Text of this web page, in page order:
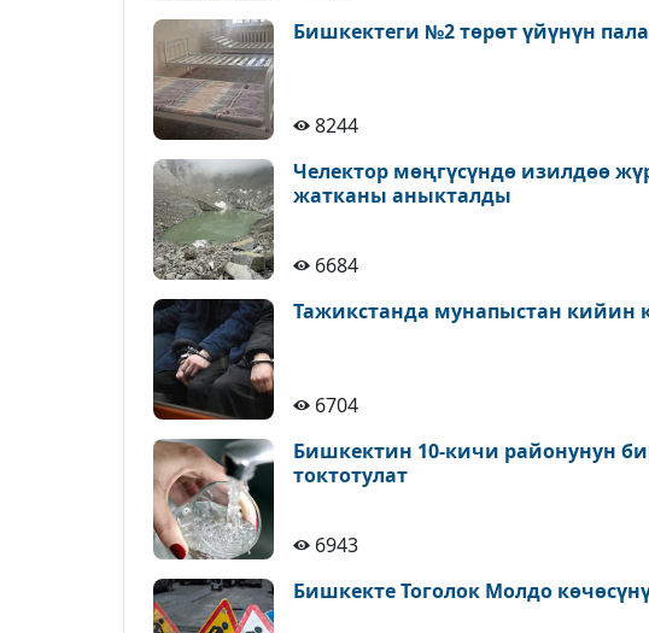
Бишкектеги №2 төрөт үйүнүн
8244
Челектор мөңгүсүндө изилдөө
жатканы аныкталды
6684
Тажикстанда мунапыстан кийин
6704
Бишкектин 10-кичи районунун
токтотулат
6943
Бишкекте Тоголок Молдо